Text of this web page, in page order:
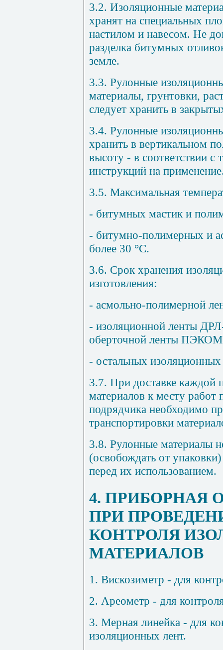
3.2. Изоляционные
хранят на специальных
настилом и навесом. Не
разделка битумных
земле.
3.3. Рулонные
материалы, грунтовки,
следует хранить в
3.4. Рулонные
хранить в вертикальном
высоту - в соответствии
инструкций на
3.5. Максимальная
- битумных мастик и
- битумно-полимерных и
более 30 °С.
3.6. Срок хранения
изготовления:
- асмольно-полимерной
- изоляционной ленты
оберточной ленты
- остальных изоляционных
3.7. При доставке каждой
материалов к месту работ
подрядчика необходимо
транспортировки
3.8. Рулонные материалы
(освобождать от
перед их использованием.
4. ПРИБОРНАЯ
ПРИ
КОНТРОЛЯ
МАТЕРИАЛОВ
1. Вискозиметр - для
2. Ареометр - для
3. Мерная линейка - для
изоляционных лент.